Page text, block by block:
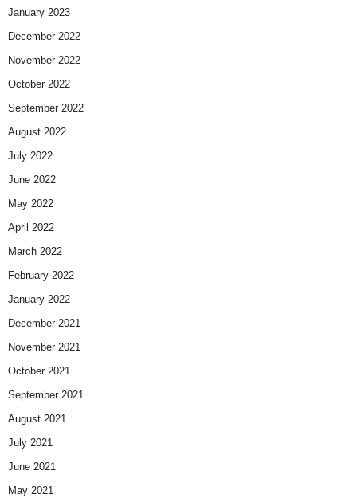
January 2023
December 2022
November 2022
October 2022
September 2022
August 2022
July 2022
June 2022
May 2022
April 2022
March 2022
February 2022
January 2022
December 2021
November 2021
October 2021
September 2021
August 2021
July 2021
June 2021
May 2021